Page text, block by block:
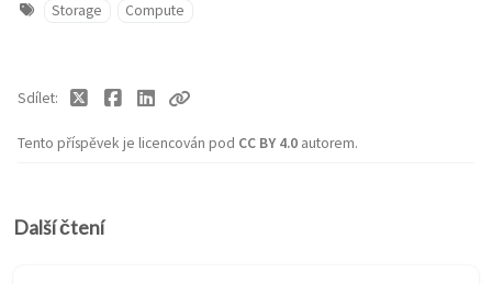
Storage Compute
Tento příspěvek je licencován pod CC BY 4.0 autorem.
Sdílet
Další čtení